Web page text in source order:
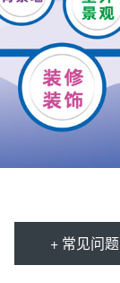
+ 常见问题